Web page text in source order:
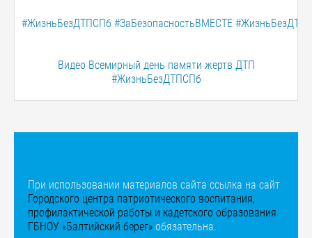
#ЖизньБезДТПСПб #ЗаБезопасностьВМЕСТЕ #ЖизньБезДТП
Видео Всемирный день памяти жертв ДТП
#ЖизньБезДТПСПб
При использовании материалов сайта ссылка на сайт
Городского центра патриотического воспитания,
профилактической работы и кадетского образования
ГБНОУ «Балтийский берег» обязательна.